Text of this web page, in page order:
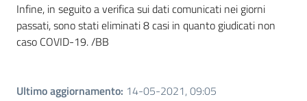
Infine, in seguito a verifica sui dati comunicati nei giorni
passati, sono stati eliminati 8 casi in quanto giudicati non
caso COVID-19. /BB
Ultimo aggiornamento: 14-05-2021, 09:05